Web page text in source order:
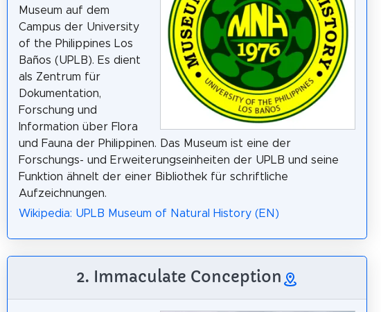
Museum auf dem
Campus der University
of the Philippines Los
Baños (UPLB). Es dient
als Zentrum für
Dokumentation,
Forschung und
Information über Flora
und Fauna der Philippinen. Das Museum ist eine der
Forschungs- und Erweiterungseinheiten der UPLB und seine
Funktion ähnelt der einer Bibliothek für schriftliche
Aufzeichnungen.
Wikipedia: UPLB Museum of Natural History (EN)
2. Immaculate Conception